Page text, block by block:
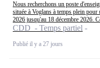
Nous recherchons un poste
située à Voglans à temps plein
2026 jusqu'au 18 décembre 2026.
CDD - Temps partiel
Publié il y a 27 jours